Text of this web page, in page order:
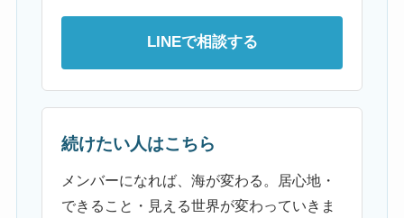
LINEで相談する
続けたい人はこちら
メンバーになれば、海が変わる。居心地・
できること・見える世界が変わっていきま